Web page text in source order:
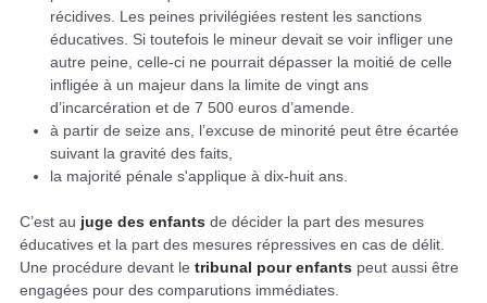
récidives. Les peines privilégiées restent les sanctions
éducatives. Si toutefois le mineur devait se voir infliger une
autre peine, celle-ci ne pourrait dépasser la moitié de celle
infligée à un majeur dans la limite de vingt ans
d’incarcération et de 7 500 euros d’amende.
à partir de seize ans, l’excuse de minorité peut être écartée
suivant la gravité des faits,
la majorité pénale s'applique à dix-huit ans.
C’est au juge des enfants de décider la part des mesures
éducatives et la part des mesures répressives en cas de délit.
Une procédure devant le tribunal pour enfants peut aussi être
engagées pour des comparutions immédiates.